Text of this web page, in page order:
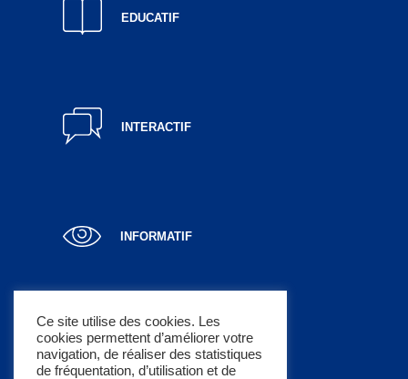
EDUCATIF
INTERACTIF
INFORMATIF
LUCRATIF
Ce site utilise des cookies. Les
cookies permettent d’améliorer votre
navigation, de réaliser des statistiques
de fréquentation, d’utilisation et de